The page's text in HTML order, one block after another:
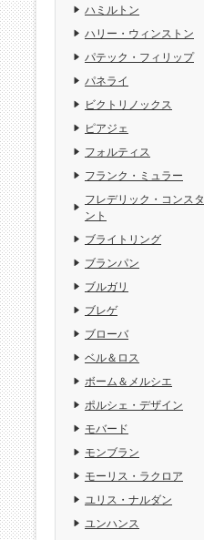
ハミルトン
ハリー・ウィンストン
パテック・フィリップ
パネライ
ビクトリノックス
ピアジェ
フォルティス
フランク・ミュラー
フレデリック・コンスタ
ント
ブライトリング
ブランパン
ブルガリ
ブレゲ
ブローバ
ベル＆ロス
ボーム＆メルシエ
ポルシェ・デザイン
モバード
モンブラン
モーリス・ラクロア
ユリス・ナルダン
ユンハンス